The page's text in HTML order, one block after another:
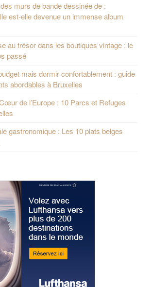
murs de bande dessinée de :
est-elle devenue un immense album
au trésor dans les boutiques vintage : le
passé
mais dormir confortablement : guide
abordables à Bruxelles
de l’Europe : 10 Parcs et Refuges
gastronomique : Les 10 plats belges